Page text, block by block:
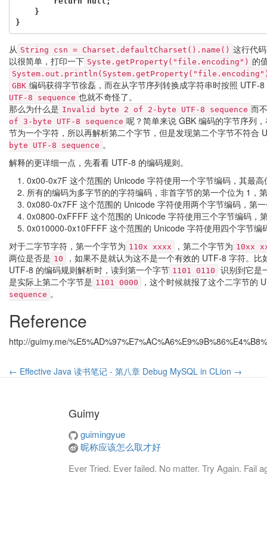
}
}
从 String csn = Charset.defaultCharset().name() 这行代
以很简单，打印一下 Syste.getProperty("file.encoding") 的
GBK 编码获得字节徐磊，而在从字节序列转换成字符串时按照 UTF-
UTF-8 sequence 也就不奇怪了。
那么为什么是 Invalid byte 2 of 2-byte UTF-8 sequence 而
of 3-byte UTF-8 sequence 呢？简单来说 GBK 编码的字节序列
节为一个字符，所以再解析第二个字节，但是发现第二个字节不符合
byte UTF-8 sequence 。
解释的更详细一点，先看看 UTF-8 的编码规则。
0x00-0x7F 这个范围的 Unicode 字符使用一个字节编码，其最高
所有的编码为多字节的的字符编码，非首字节的第一个位为 1，
0x080-0x7FF 这个范围的 Unicode 字符使用两个字节编码，第
0x0800-0xFFFF 这个范围的 Unicode 字符使用三个字节编码，
0x010000-0x10FFFF 这个范围的 Unicode 字符使用四个字节
对于二字节字符，第一个字节为 110x xxxx ，第二个字节为 10xx
两位是否是 10
，如果不是就认为这不是一个有效的 UTF-8 字符。比
UTF-8 的编码规则解析时，读到第一个字节 1101 0110
识别到它是
是实际上第二个字节是 1101 0000 ，这个时候就报了这个二字节的
sequence 。
Reference
http://guimy.me/
← Effective Java 读书笔记 - 第八章 Debug MySQL in CLion →
Guimy
guimingyue
昵称应该怎么取才好
Ever Tried. Ever failed. No matter. Try Again. Fail